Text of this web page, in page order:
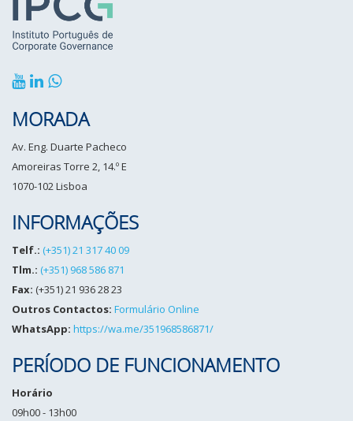
MORADA
Av. Eng. Duarte Pacheco
Amoreiras Torre 2, 14.º E
1070-102 Lisboa
INFORMAÇÕES
Telf.: (+351) 21 317 40 09
Tlm.: (+351) 968 586 871
Fax: (+351) 21 936 28 23
Outros Contactos: Formulário Online
WhatsApp: https://wa.me/351968586871/
PERÍODO DE FUNCIONAMENTO
Horário
09h00 - 13h00